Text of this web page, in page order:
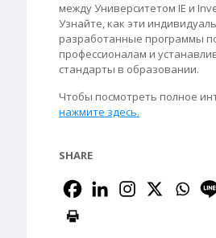
между Университетом IE и
Узнайте, как эти
разработанные программы
профессионалам и
стандарты в образовании.
Чтобы посмотреть полное
нажмите здесь.
SHARE